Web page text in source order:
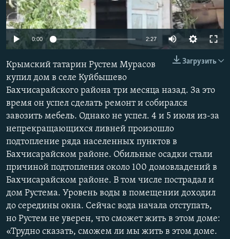
ПОБЕДИТЕЛЕЙ НЕ СУДЯТ?
КРЫМ.НЕПОКОРЕННЫЙ
ELIFBE
УКРАИНСКАЯ ПРОБЛЕМА КРЫМА
ПРИСОЕДИНЯЙТЕСЬ!
Все сайты RFE/RL
480p
720p 1080p
0:00 2:27
240p
480p
Загрузить
Крымский татарин Рустем Мурасов
купил дом в селе Куйбышево
Бахчисарайского района три месяца назад. За это
время он успел сделать ремонт и собирался
завозить мебель. Однако не успел. 4 и 5 июля из-за
непрекращающихся ливней произошло
подтопление ряда населенных пунктов в
Бахчисарайском районе. Обильные осадки стали
причиной подтопления около 100 домовладений в
Бахчисарайском районе. В том числе пострадал и
дом Рустема. Уровень воды в помещении доходил
до середины окна. Сейчас вода начала отступать,
но Рустем не уверен, что сможет жить в этом доме:
«Трудно сказать, сможем ли мы жить в этом доме.